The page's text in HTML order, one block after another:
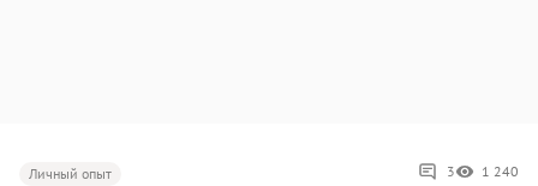
Личный опыт 3 1 240